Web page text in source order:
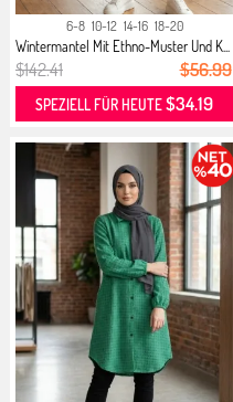
6-8 10-12 14-16 18-20
Wintermantel Mit Ethno-Muster Und K...
$142.41 $56.99
SPEZIELL FÜR HEUTE$34.19